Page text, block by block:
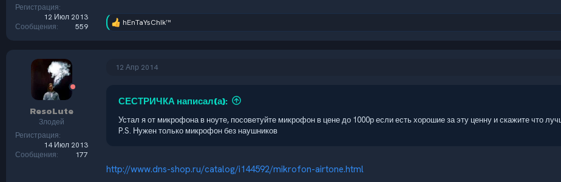
Регистрация
12 Июл 2013
Сообщения
559
Р
hEnTaYsChIk™
ResoLute
Злодей
Регистрация
14 Июл 2013
Сообщения
177
12 Апр 2014
СЕСТРИЧКА написал(а):
Устал я от микрофона в ноуте, посоветуйте микрофон в цене до 1000р если есть хорошие за эту ценну и скажите что
P.S. Нужен только микрофон без наушников
http://www.dns-shop.ru/catalog/i144592/mikrofon-airtone.html